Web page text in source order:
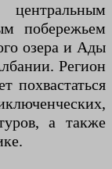
побережьем
озера и Ады
Регион
похвастаться
а также